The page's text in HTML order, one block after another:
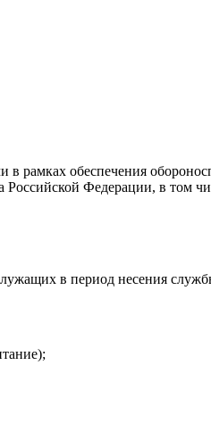
обеспечения
Российской Федерации, в том
в период несения